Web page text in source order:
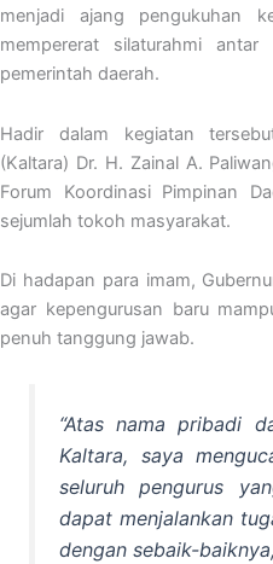
menjadi ajang pengukuhan
mempererat silaturahmi
pemerintah daerah.
Hadir dalam kegiatan
(Kaltara) Dr. H. Zainal A.
Forum Koordinasi Pimpinan
sejumlah tokoh masyarakat.
Di hadapan para imam,
agar kepengurusan baru
penuh tanggung jawab.
“Atas nama pribadi
Kaltara, saya
seluruh pengurus
dapat menjalankan
dengan sebaik-